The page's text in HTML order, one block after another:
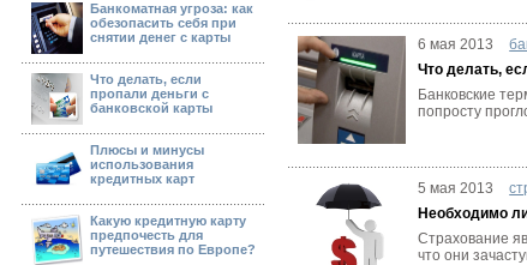
Банкоматная угроза: как
обезопасить себя при
снятии денег с карты
Что делать, если
пропали деньги с
банковской карты
Плюсы и минусы
использования
кредитных карт
Какую кредитную карту
предпочесть для
путешествия по Европе?
6 мая 2013
Что делать,
Банковские
попросту
5 мая 2013
Необходимо
Страхование
что они